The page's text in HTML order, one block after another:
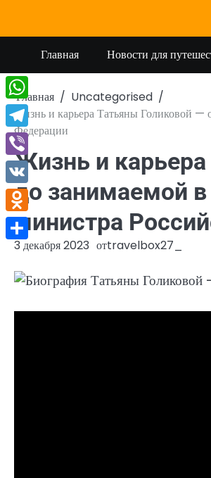
содержимому
Главная Новости для
Главная
Uncategorised
Жизнь и карьера Татьяны Голиковой —
Федерации
Жизнь и карьера
до занимаемой
министра
3 декабря 2023 отtravelbox27_
WhatsApp
Telegram
Viber
VK
Odnoklassniki
Отправить